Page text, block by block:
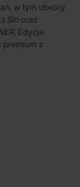
w tym utwory
Sinoraz
. Edycja
z